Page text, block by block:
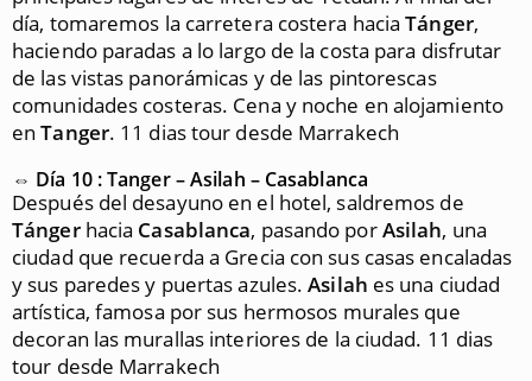
día, tomaremos la carretera costera haciaTánger,
haciendo paradas a lo largo de la costa para disfrutar
de las vistas panorámicas y de las pintorescas
comunidades costeras. Cena y noche en alojamiento
enTanger. 11 dias tour desde Marrakech
⇔ Día 10 : Tanger – Asilah – Casablanca
Después del desayuno en el hotel, saldremos de
Tángerhacia Casablanca, pasando porAsilah, una
ciudad que recuerda a Grecia con sus casas encaladas
y sus paredes y puertas azules.Asilah es una ciudad
artística, famosa por sus hermosos murales que
decoran las murallas interiores de la ciudad. 11 dias
tour desde Marrakech